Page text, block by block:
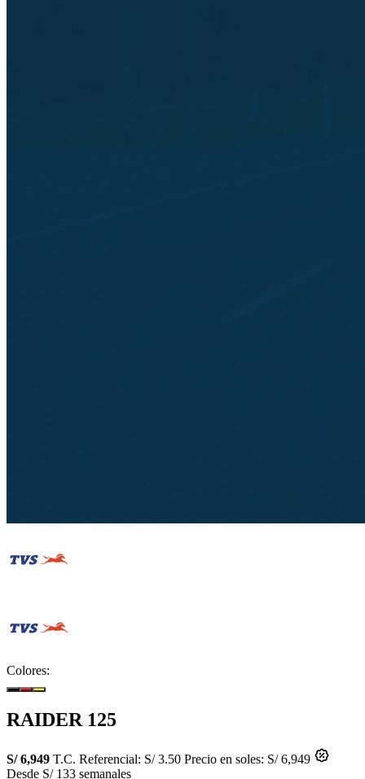
Colores:
RAIDER 125
S/ 6,949 T.C. Referencial: S/ 3.50 Precio en soles: S/ 6,949
Desde S/ 133 semanales